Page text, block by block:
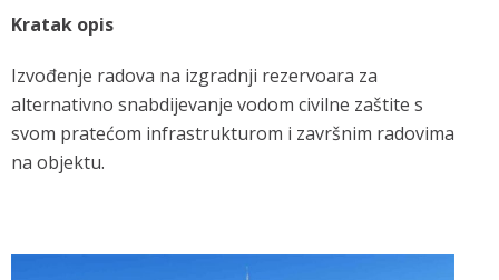
Kratak opis
Izvođenje radova na izgradnji rezervoara za
alternativno snabdijevanje vodom civilne zaštite s
svom pratećom infrastrukturom i završnim radovima
na objektu.